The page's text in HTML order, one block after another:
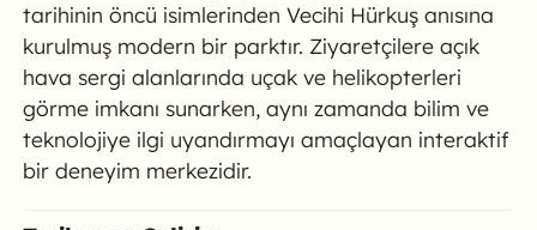
tarihinin öncü isimlerinden Vecihi Hürkuş anısına
kurulmuş modern bir parktır. Ziyaretçilere açık
hava sergi alanlarında uçak ve helikopterleri
görme imkanı sunarken, aynı zamanda bilim ve
teknolojiye ilgi uyandırmayı amaçlayan interaktif
bir deneyim merkezidir.